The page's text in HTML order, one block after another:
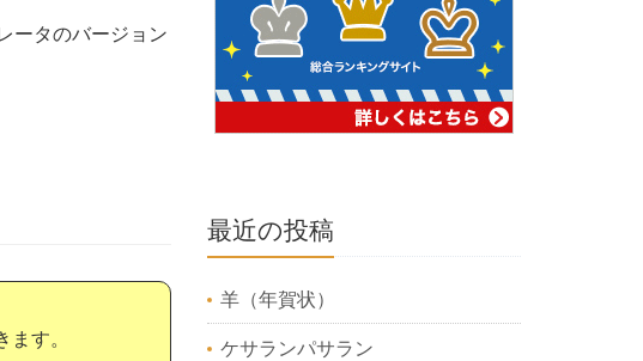
ータのバージョン
す。
最近の投稿
羊（年賀状）
ケサランパサラン